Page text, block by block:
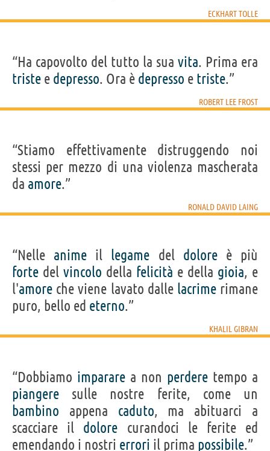
ECKHART TOLLE
“Ha capovolto del tutto la sua vita. Prima era
triste e depresso. Ora è depresso e triste.”
ROBERT LEE FROST
“Stiamo effettivamente distruggendo noi
stessi per mezzo di una violenza mascherata
da amore.”
RONALD DAVID LAING
“Nelle anime il legame del doloreè più
forte del vincolo della felicità e della gioia, e
l'amore che viene lavato dalle lacrimerimane
puro, bello ed eterno.”
KHALIL GIBRAN
“Dobbiamo imparare a non perdere tempo a
piangere sulle nostre ferite, come un
bambino appena caduto, ma abituarci a
scacciare il dolore curandoci le ferite ed
emendando i nostri errori il prima possibile.”